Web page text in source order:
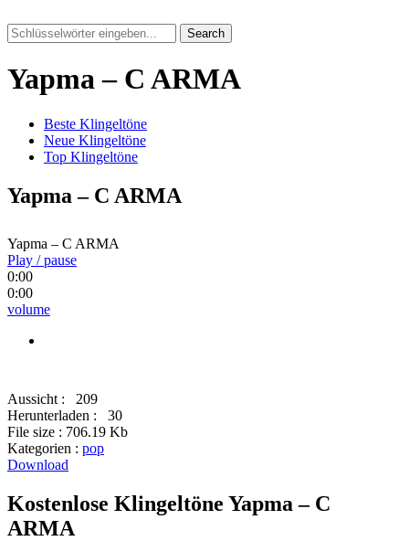
Search
Yapma – C ARMA
Beste Klingeltöne
Neue Klingeltöne
Top Klingeltöne
Yapma – C ARMA
Yapma – C ARMA
Play / pause
0:00
0:00
volume
Aussicht :
209
Herunterladen :
30
File size : 706.19 Kb
Kategorien : pop
Download
Kostenlose Klingeltöne Yapma – C
ARMA